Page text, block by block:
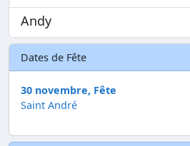
Andy
Dates de Fête
30 novembre, Fête
Saint André